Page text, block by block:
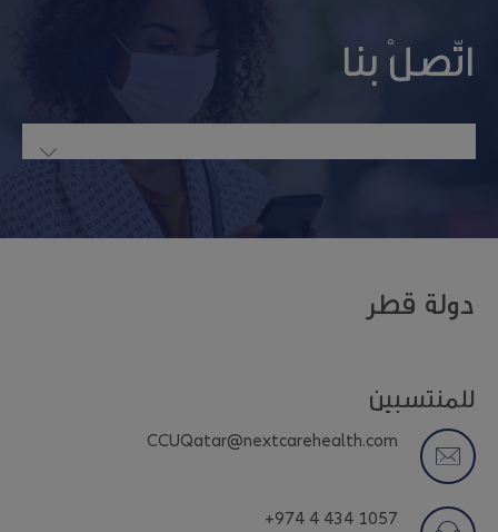
اتّصلْ بنا
دولة قطر
للمنتسبين
CCUQatar@nextcarehealth.com
+974 4 434 1057